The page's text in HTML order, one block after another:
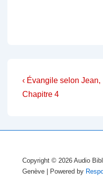
Navigation
de
Previous
Post
‹ Évangile selon Jean,
Chapitre 4
Copyright © 2026 Audio
Genève
| Powered by